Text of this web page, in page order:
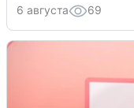
6 августа 69